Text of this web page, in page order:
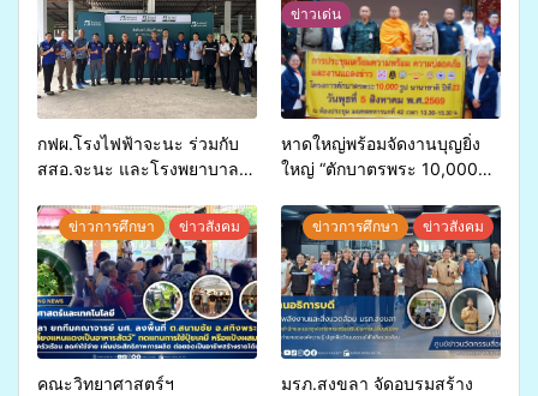
กฟผ.โรงไฟฟ้าจะนะ ร่วมกับ
สสอ.จะนะ และโรงพยาบาล
แพทย์เคลื่อนที่ ประจำปี 2569
ข่าวเด่น
หาดใหญ่พร้อมจัดงานบุญยิ่ง
ใหญ่ “ตักบาตรพระ 10,000
พ่อ” ปีที่ 23 รวมพลัง
พุทธศาสนิกชน 4 ประเทศ
สืบสานประเพณีแห่งศรัทธา
ข่าวการศึกษา ข่าวสังคม
คณะวิทยาศาสตร์ฯ
ข่าวการศึกษา ข่าวสังคม
มรภ.สงขลา จัดอบรมสร้าง